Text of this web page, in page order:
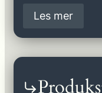
Les mer